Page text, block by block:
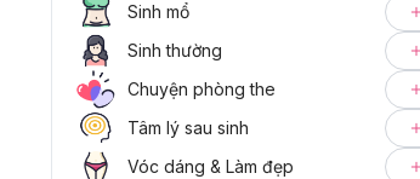
Sinh mổ
Sinh thường
Chuyện phòng the
Tâm lý sau sinh
Vóc dáng & Làm đẹp